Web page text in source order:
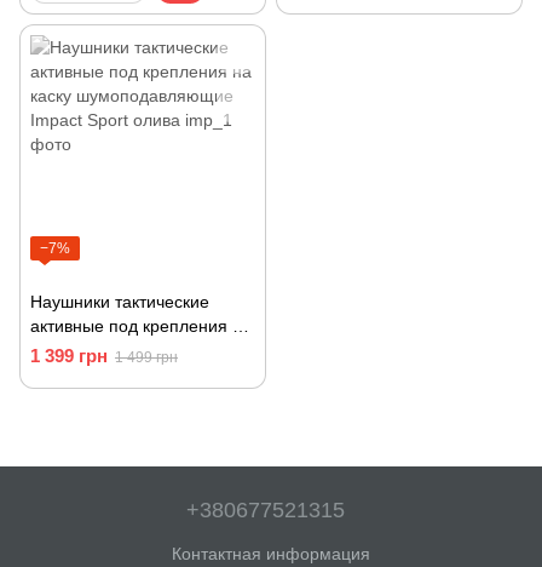
−7%
Наушники тактические
активные под крепления на
каску шумоподавляющие
1 399 грн 1 499 грн
+380677521315
Контактная информация